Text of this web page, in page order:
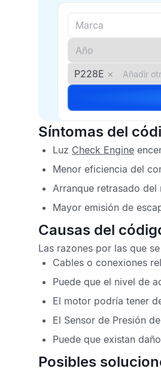
P228E ×
Síntomas del
Luz Check Engine
Menor eficiencia del
Arranque retrasado
Mayor emisión de
Causas del
Las razones por las que
Cables o conexiones
Puede que el nivel de
El motor podría tener
El Sensor de Presión
Puede que existan
Posibles